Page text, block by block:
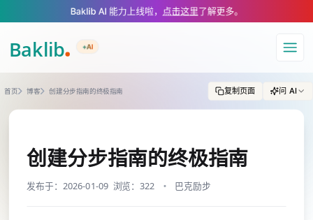
A Markdown version of this page is available at https://
Baklib AI 能力上线啦， 点击这里了解更多。
+AI
导航
首页 博客 创建分步指南的终极指南 复制页面 问 AI
创建分步指南的终极指南
发布于：2026-01-09 浏览：322 巴克励步